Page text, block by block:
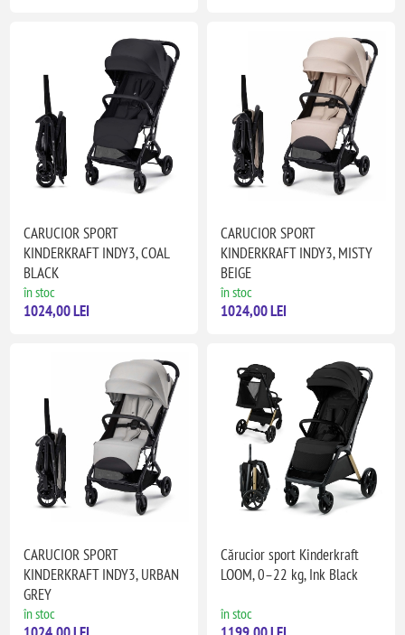
CARUCIOR SPORT
KINDERKRAFT INDY3, COAL
BLACK
în stoc
1024,00 LEI
CARUCIOR SPORT
KINDERKRAFT INDY3, MISTY
BEIGE
în stoc
1024,00 LEI
CARUCIOR SPORT
KINDERKRAFT INDY3, URBAN
GREY
în stoc
Cărucior sport Kinderkraft
LOOM, 0–22 kg, Ink Black
în stoc